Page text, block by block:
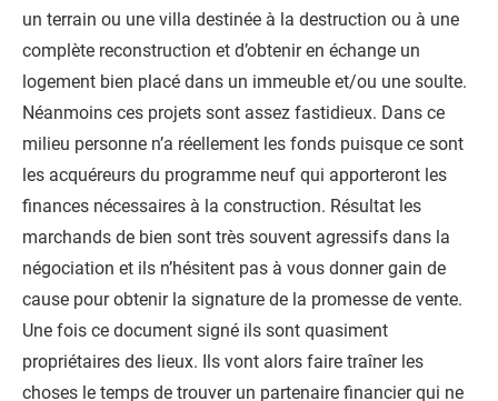
un terrain ou une villa destinée à la destruction ou à une
complète reconstruction et d’obtenir en échange un
logement bien placé dans un immeuble et/ou une soulte.
Néanmoins ces projets sont assez fastidieux. Dans ce
milieu personne n’a réellement les fonds puisque ce sont
les acquéreurs du programme neuf qui apporteront les
finances nécessaires à la construction. Résultat les
marchands de bien sont très souvent agressifs dans la
négociation et ils n’hésitent pas à vous donner gain de
cause pour obtenir la signature de la promesse de vente.
Une fois ce document signé ils sont quasiment
propriétaires des lieux. Ils vont alors faire traîner les
choses le temps de trouver un partenaire financier qui ne